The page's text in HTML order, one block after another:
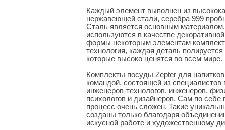
Каждый элемент выполнен из
нержавеющей стали, серебра 999
Сталь является основным
используются в качестве
формы некоторым элементам
технология, каждая деталь
которые высоко ценятся во всем мире.
Комплекты посуды Zepter для
командой, состоящей из специалистов
инженеров-технологов, инженеров,
психологов и дизайнеров. Сам по себе
процесс очень сложен. Такие
созданы только благодаря
искусной работе и художественному